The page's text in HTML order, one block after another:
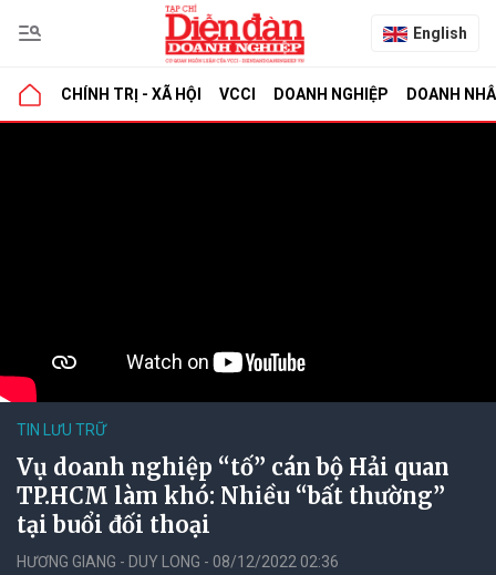
English
CHÍNH TRỊ - XÃ HỘI VCCI DOANH NGHIỆP DOANH
TIN LƯU TRỮ
Vụ doanh nghiệp “tố” cán bộ Hải quan
TP.HCM làm khó: Nhiều “bất thường”
tại buổi đối thoại
HƯƠNG GIANG - DUY LONG - 08/12/2022 02:36